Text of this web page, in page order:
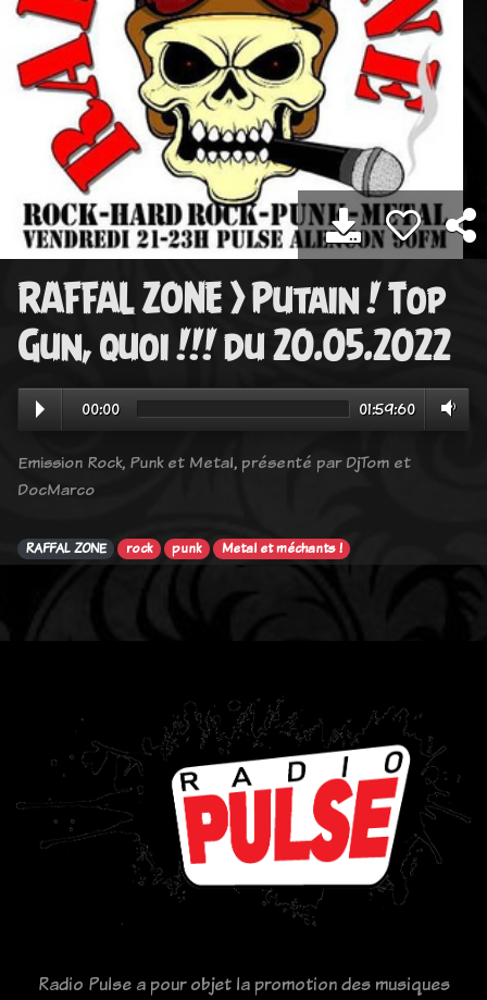
RAFFAL ZONE > Putain ! Top
Gun, quoi !!! du 20.05.2022
00:00 01:59:60
Emission Rock, Punk et Metal, présenté par DjTom et
DocMarco
RAFFAL ZONE rock punk Metal et méchants !
Radio Pulse a pour objet la promotion des musiques